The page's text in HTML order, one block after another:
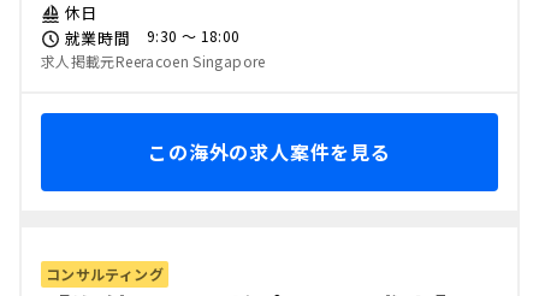
休日
就業時間
9:30 〜 18:00
求人掲載元Reeracoen Singapore
この海外の求人案件を見る
コンサルティング